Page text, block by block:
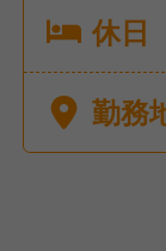
休日
勤務